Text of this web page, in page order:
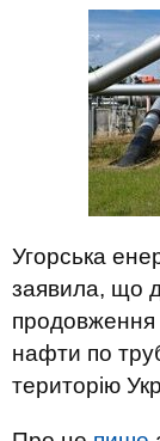
Угорська
заявила, що
продовження
нафти по
територію